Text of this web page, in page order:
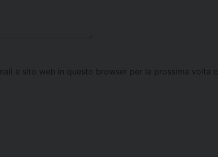
e sito web in questo browser per la prossima volta